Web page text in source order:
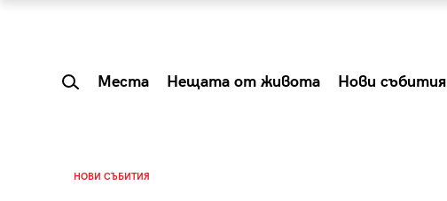
Места Нещата от живота Нови събития
НОВИ СЪБИТИЯ